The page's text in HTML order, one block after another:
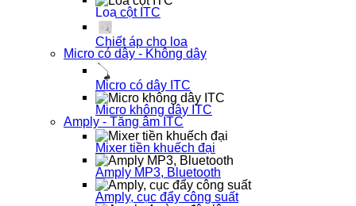
Loa cột ITC
Chiết áp cho loa
Micro có dây - Không dây
Micro có dây ITC
Micro không dây ITC
Amply - Tăng âm ITC
Mixer tiền khuếch đại
Amply MP3, Bluetooth
Amply, cục đẩy công suất